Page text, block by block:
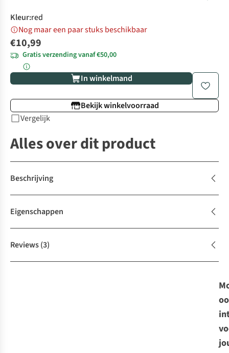
Kleur:red
Nog maar een paar stuks beschikbaar
€10,99
Gratis verzending vanaf €50,00
In winkelmand
Bekijk winkelvoorraad
Vergelijk
Alles over dit product
Beschrijving
Eigenschappen
Reviews(3)